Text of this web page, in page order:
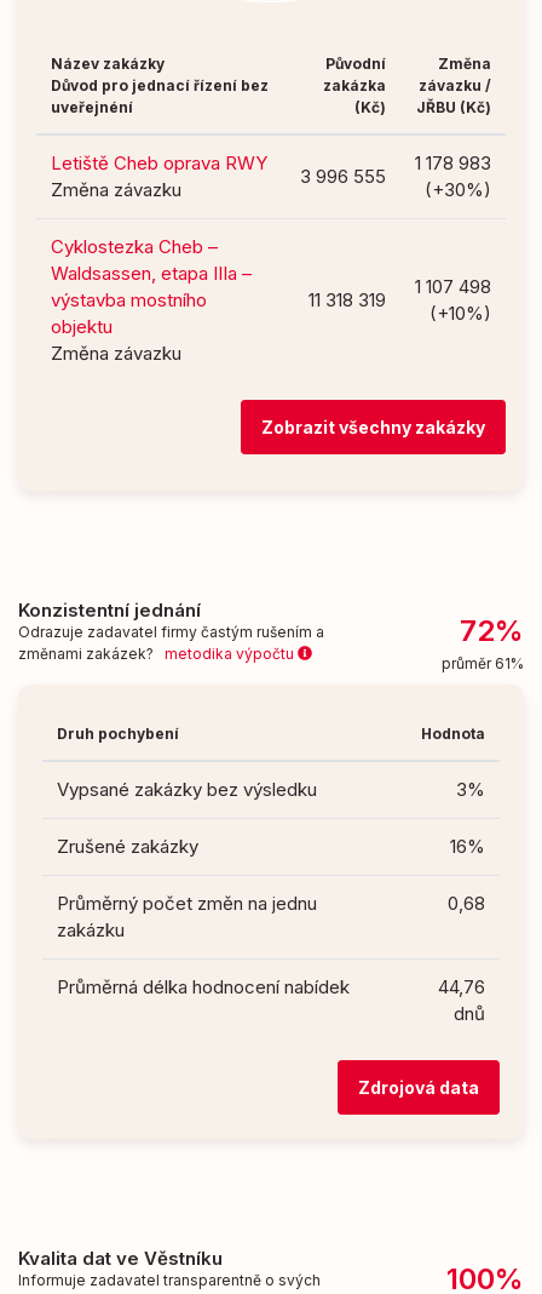
Název zakázky
Důvod pro jednací řízení bez
uveřejnéní
Původní
zakázka
(Kč)
Změna
závazku /
JŘBU (Kč)
Letiště Cheb oprava RWY
Změna závazku
3 996 555
1 178 983
(+30%)
Cyklostezka Cheb –
Waldsassen, etapa IIIa –
výstavba mostního
objektu
Změna závazku
11 318 319
1 107 498
(+10%)
Zobrazit všechny zakázky
Konzistentní jednání
Odrazuje zadavatel firmy častým rušením a
změnami zakázek? metodika výpočtu
72%
průměr 61%
Druh pochybení Hodnota
Vypsané zakázky bez výsledku 3%
Zrušené zakázky 16%
Průměrný počet změn na jednu
zakázku
0,68
Průměrná délka hodnocení nabídek
44,76
dnů
Zdrojová data
Kvalita dat ve Věstníku
Informuje zadavatel transparentně o svých
100%